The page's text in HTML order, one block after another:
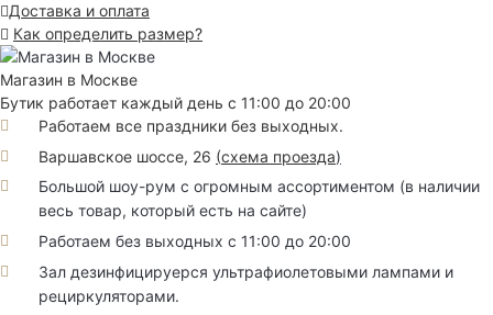
Доставка и оплата
Как определить размер?
Магазин в Москве
Бутик работает каждый день с 11:00 до 20:00
Работаем все праздники без выходных.
Варшавское шоссе, 26 (схема проезда)
Большой шоу-рум с огромным ассортиментом (в наличии
весь товар, который есть на сайте)
Работаем без выходных с 11:00 до 20:00
Зал дезинфицируерся ультрафиолетовыми лампами и
рециркуляторами.